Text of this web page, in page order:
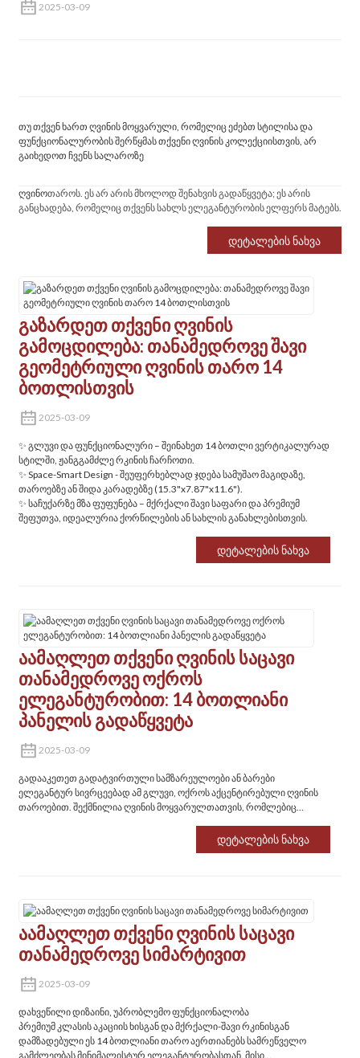
2025-03-09
თუ თქვენ ხართ ღვინის მოყვარული, რომელიც ეძებთ სტილისა და
ფუნქციონალურობის შერწყმას თქვენი ღვინის კოლექციისთვის, არ
გაიხედოთ ჩვენს სალაროზე
ღვინოთაროს. ეს არ არის მხოლოდ შენახვის გადაწყვეტა; ეს არის
განცხადება, რომელიც თქვენს სახლს ელეგანტურობის ელფერს მატებს.
Დეტალების Ნახვა
Გაზარდეთ Თქვენი Ღვინის
Გამოცდილება: Თანამედროვე Შავი
Გეომეტრიული Ღვინის Თარო 14
Ბოთლისთვის
2025-03-09
✨ ‌გლუვი და ფუნქციონალური‌ – შეინახეთ 14 ბოთლი ვერტიკალურად
სტილში, ჟანგგამძლე რკინის ჩარჩოთი.
✨ ‌Space-Smart Design‌ - შეუფერხებლად ჯდება სამუშაო მაგიდაზე,
თაროებზე ან შიდა კარადებზე (15.3"x7.87"x11.6").
✨ ‌საჩუქარზე მზა ფუფუნება‌ – მქრქალი შავი საფარი და პრემიუმ
შეფუთვა, იდეალურია ქორწილების ან სახლის განახლებისთვის.
Დეტალების Ნახვა
Აამაღლეთ Თქვენი Ღვინის Საცავი
Თანამედროვე Ოქროს
Ელეგანტურობით: 14 Ბოთლიანი
Პანელის Გადაწყვეტა
2025-03-09
გადააკეთეთ გადატვირთული სამზარეულოები ან ბარები
ელეგანტურ სივრცეებად ამ გლუვი, ოქროს აქცენტირებული ღვინის
თაროებით. შექმნილია ღვინის მოყვარულთათვის, რომლებიც
ჟანგგამძლე ლითონის ჩარჩო და კომპაქტური ნაკვალევი ხდის მას
აუცილებელს თანამედროვე სახლებისთვის.
Დეტალების Ნახვა
Აამაღლეთ Თქვენი Ღვინის Საცავი
Თანამედროვე Სიმარტივით
2025-03-09
დახვეწილი დიზაინი, უპრობლემო ფუნქციონალობა
პრემიუმ კლასის აკაციის ხისგან და მქრქალი-შავი რკინისგან
დამზადებული ეს 14 ბოთლიანი თარო აერთიანებს სამრეწველო
გამძლეობას მინიმალისტურ ელეგანტურობასთან. მისი